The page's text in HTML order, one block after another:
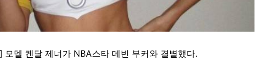
모델 켄달 제너가 NBA스타 데빈 부커와 결별했다.